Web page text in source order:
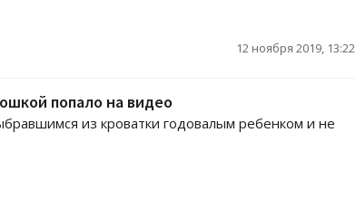
12 ноября 2019, 13:22
попало на видео
из кроватки годовалым ребенком и не